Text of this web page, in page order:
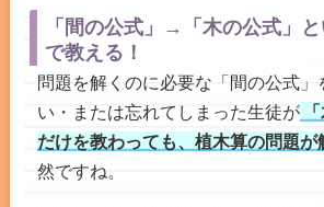
「間の公式」→「木の公式」
で教える！
問題を解くのに必要な「間の公式」
い・または忘れてしまった生徒が
だけを教わっても、植木算の問題が
然ですね。